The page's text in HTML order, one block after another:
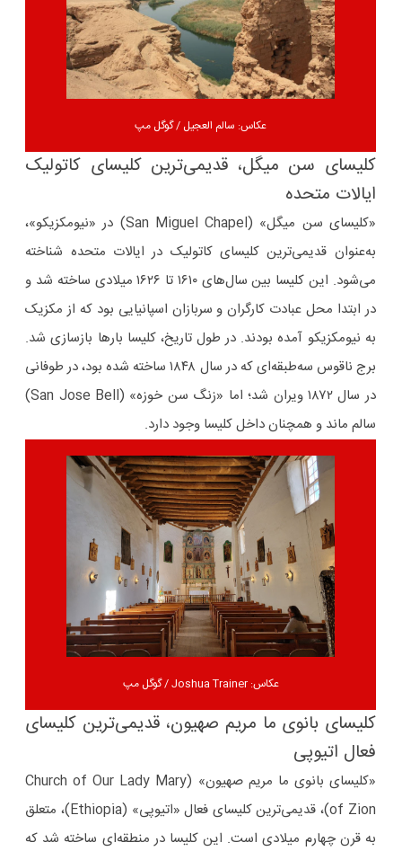
عکاس: سالم العجيل / گوگل مپ
کلیسای سن میگل، قدیمی‌ترین کلیسای کاتولیک
ایالات متحده
«کلیسای سن میگل» (San Miguel Chapel) در «نیومکزیکو»،
به‌عنوان قدیمی‌ترین کلیسای کاتولیک در ایالات متحده شناخته
می‌شود. این کلیسا بین سال‌های ۱۶۱۰ تا ۱۶۲۶ میلادی ساخته شد و
در ابتدا محل عبادت کارگران و سربازان اسپانیایی بود که از مکزیک
به نیومکزیکو آمده بودند. در طول تاریخ، کلیسا بارها بازسازی شد.
برج ناقوس سه‌طبقه‌ای که در سال ۱۸۴۸ ساخته شده بود، در طوفانی
در سال ۱۸۷۲ ویران شد؛ اما «زنگ سن خوزه» (San Jose Bell)
سالم ماند و همچنان داخل کلیسا وجود دارد.
عکاس: Joshua Trainer / گوگل مپ
کلیسای بانوی ما مریم صهیون، قدیمی‌ترین کلیسای
فعال اتیوپی
«کلیسای بانوی ما مریم صهیون» (Church of Our Lady Mary
of Zion)، قدیمی‌ترین کلیسای فعال «اتیوپی» (Ethiopia)، متعلق
به قرن چهارم میلادی است. این کلیسا در منطقه‌ای ساخته شد که